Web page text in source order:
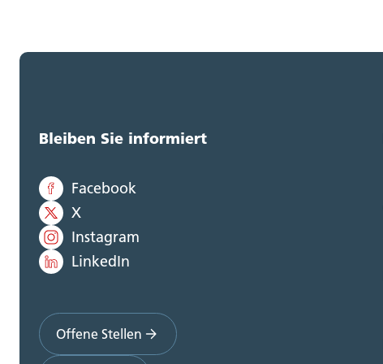
Bleiben Sie informiert
Facebook
X
Instagram
LinkedIn
Offene Stellen